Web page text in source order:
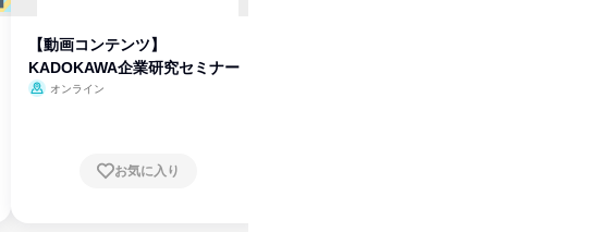
【動画コンテンツ】
KADOKAWA企業研究セミナー
オンライン
お気に入り